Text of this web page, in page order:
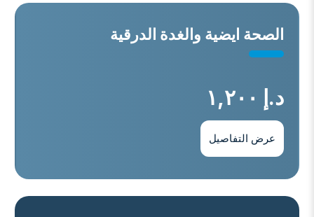
اﻟﺼﺤﺔ اﻳﻀﻴﺔ واﻟﻐﺪة اﻟﺪرﻗﻴﺔ
د.إ ١,٢٠٠
عرض التفاصيل